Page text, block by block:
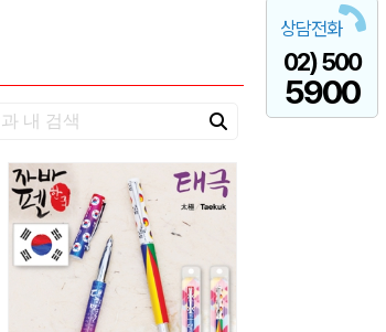
상담전화
02) 500
5900